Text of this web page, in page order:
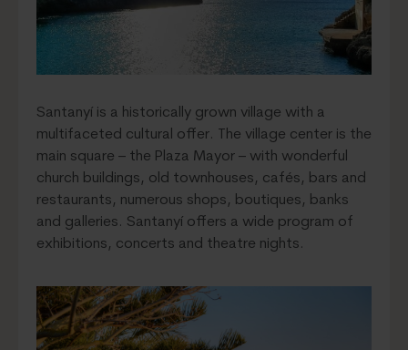
Santanyí is a historically grown village with a
multifaceted cultural offer. The village center is the
main square – the Plaza Mayor – with wonderful
church buildings, old townhouses, cafés, bars and
restaurants, numerous shops, boutiques, banks
and galleries. Santanyí offers a wide program of
exhibitions, concerts and theatre nights.